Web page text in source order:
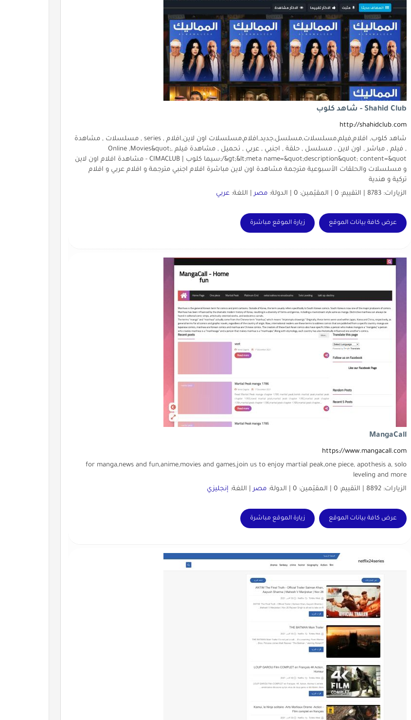
Shahid Club - شاهد كلوب
http://shahidclub.com
شاهد كلوب, افلام,فيلم,مسلسلات,مسلسل,جديد,افلام,مسلسلات اون لاين,افلام , series , مسلسلات , مشاهدة
, فيلم , مباشر , اون لاين , مسلسل , حلقة , اجنبي , عربي , تحميل , مشاهدة فيلم ,Online ,Movies&quot;
/&gt;&lt;meta name=&quot;description&quot; content=&quot;سيما كلوب | CIMACLUB - مشاهدة افلام اون لاين
و مسلسلات والحلقات الأسبوعية مترجمة مشاهدة اون لاين مباشرة افلام اجنبي مترجمة و افلام عربي و افلام
تركية و هندية
الزيارات: 8783 | التقييم: 0 | المقيّمين: 0 | الدولة:
مصر | اللغة: عربي
عرض كافة بيانات الموقع زيارة الموقع مباشرة
MangaCall
https://www.mangacall.com
for manga,news and fun,anime,movies and games,join us to enjoy martial peak,one piece, apothesis a, solo
leveling and more
الزيارات: 8892 | التقييم: 0 | المقيّمين: 0 | الدولة:
مصر | اللغة: إنجليزي
عرض كافة بيانات الموقع زيارة الموقع مباشرة